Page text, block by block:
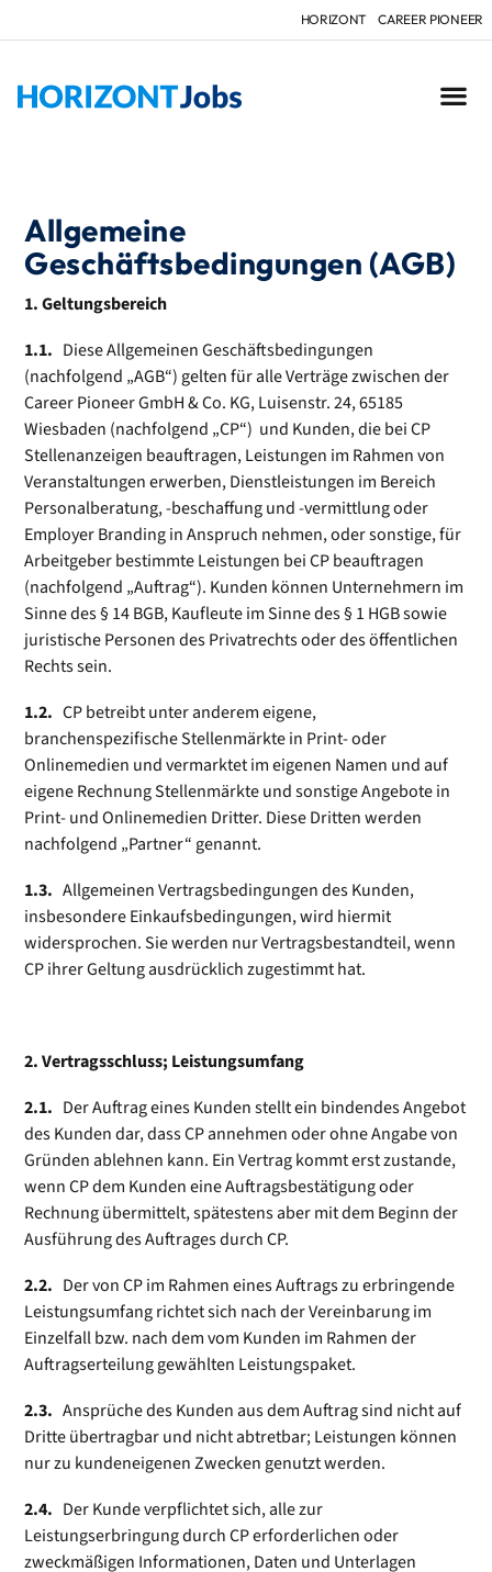
HORIZONT CAREER PIONEER
Allgemeine
Geschäftsbedingungen (AGB)
1. Geltungsbereich
1.1. Diese Allgemeinen Geschäftsbedingungen
(nachfolgend „AGB“) gelten für alle Verträge zwischen der
Career Pioneer GmbH & Co. KG, Luisenstr. 24, 65185
Wiesbaden (nachfolgend „CP“) und Kunden, die bei CP
Stellenanzeigen beauftragen, Leistungen im Rahmen von
Veranstaltungen erwerben, Dienst­leistungen im Bereich
Personalberatung, -beschaffung und -ver­mittlung oder
Employer Branding in Anspruch nehmen, oder sonstige, für
Arbeitgeber bestimmte Leistungen bei CP beauftragen
(nachfolgend „Auftrag“). Kunden können Unternehmern im
Sinne des § 14 BGB, Kaufleute im Sinne des § 1 HGB sowie
juristische Personen des Privatrechts oder des öffentlichen
Rechts sein.
1.2. CP betreibt unter anderem eigene,
branchenspezifische Stellenmärkte in Print- oder
Onlinemedien und vermarktet im eigenen Namen und auf
eigene Rechnung Stellenmärkte und sonstige Angebote in
Print- und Onlinemedien Dritter. Diese Dritten werden
nachfolgend „Partner“ genannt.
1.3. Allgemeinen Vertragsbedingungen des Kunden,
insbesondere Einkaufsbedingungen, wird hiermit
widersprochen. Sie werden nur Vertragsbestandteil, wenn
CP ihrer Geltung ausdrücklich zugestimmt hat.
2. Vertragsschluss; Leistungsumfang
2.1. Der Auftrag eines Kunden stellt ein bindendes Angebot
des Kunden dar, dass CP annehmen oder ohne Angabe von
Gründen ablehnen kann. Ein Vertrag kommt erst zustande,
wenn CP dem Kunden eine Auftrags­bestätigung oder
Rechnung übermittelt, spätestens aber mit dem Beginn der
Ausführung des Auftrages durch CP.
2.2. Der von CP im Rahmen eines Auftrags zu erbringende
Leistungsumfang richtet sich nach der Vereinbarung im
Einzelfall bzw. nach dem vom Kunden im Rahmen der
Auftragserteilung gewählten Leistungspaket.
2.3. Ansprüche des Kunden aus dem Auftrag sind nicht auf
Dritte übertragbar und nicht abtretbar; Leistungen können
nur zu kundeneigenen Zwecken genutzt werden.
2.4. Der Kunde verpflichtet sich, alle zur
Leistungserbringung durch CP erforderlichen oder
zweckmäßigen Informationen, Daten und Unterlagen